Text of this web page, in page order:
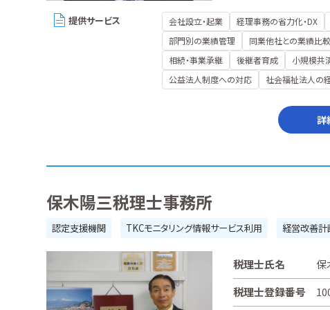
提供サービス 会社設立・起業 経理事務の省力化・DX
部門別の業績管理
同業他社との業績比較
相続・事業承継
後継者育成 小規模共
公益法人制度への対応
社会福祉法人の
詳
保木陽三税理士事務所
認定支援機関 TKCモニタリング情報サービス利用 経営改善計
税理士氏名
保
税理士登録番号